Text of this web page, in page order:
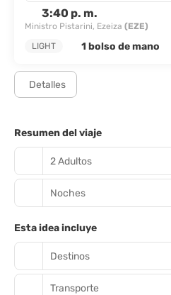
3:40 p. m.
Ministro Pistarini, Ezeiza (EZE)
LIGHT
1 bolso de mano
Detalles
Resumen del viaje
2 Adultos
Noches
Esta idea incluye
Destinos
Transporte